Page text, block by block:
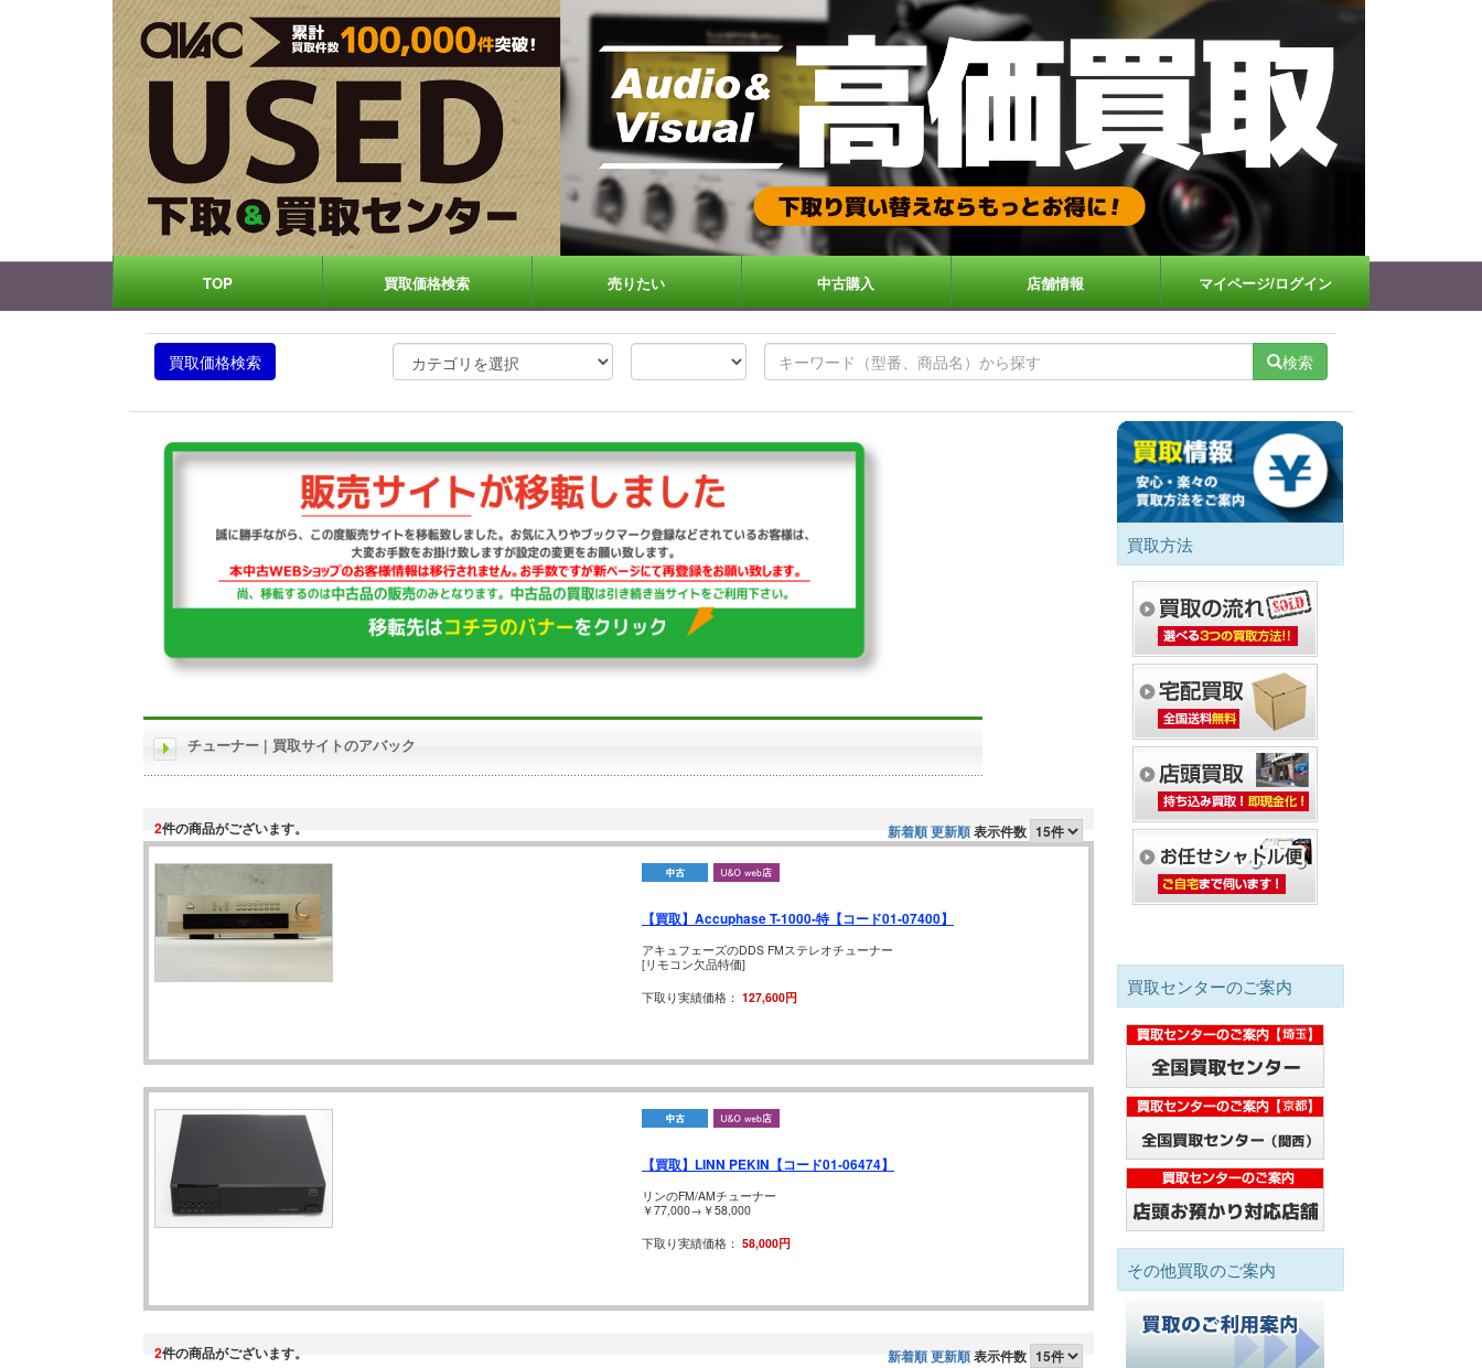
TOP 買取価格検索 売りたい 中古購入 店舗情報 マイページ/ログイン
買取価格検索 検索
チューナー | 買取サイトのアバック
2件の商品がございます。 新着順更新順表示件数
【買取】Accuphase T-1000-特【コード01-07400】
アキュフェーズのDDS FMステレオチューナー
[リモコン欠品特価]
下取り実績価格： 127,600円
【買取】LINN PEKIN【コード01-06474】
リンのFM/AMチューナー
￥77,000→￥58,000
下取り実績価格： 58,000円
2件の商品がございます。 新着順更新順表示件数
買取方法
買取センターのご案内
その他買取のご案内